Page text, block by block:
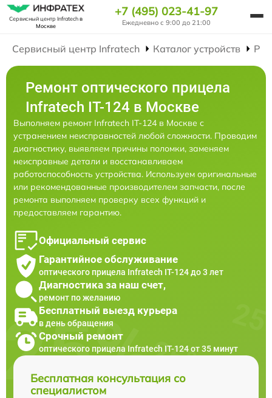
Сервисный центр Infratechв
Москве
+7 (495) 023-41-97
Ежедневно с 9:00 до 21:00
Сервисный центр Infratech Каталог устройств
Ремонт оптического прицела
Infratech IT-124 в Москве
Выполняем ремонт Infratech IT-124 в Москве с
устранением неисправностей любой сложности. Проводим
диагностику, выявляем причины поломки, заменяем
неисправные детали и восстанавливаем
работоспособность устройства. Используем оригинальные
или рекомендованные производителем запчасти, после
ремонта выполняем проверку всех функций и
предоставляем гарантию.
Официальный сервис
Гарантийное обслуживание
оптического прицела Infratech IT-124 до 3 лет
Диагностика за наш счет,
ремонт по желанию
Бесплатный выезд курьера
в день обращения
Срочный ремонт
оптического прицела Infratech IT-124 от 35 минут
Бесплатная консультация со
специалистом